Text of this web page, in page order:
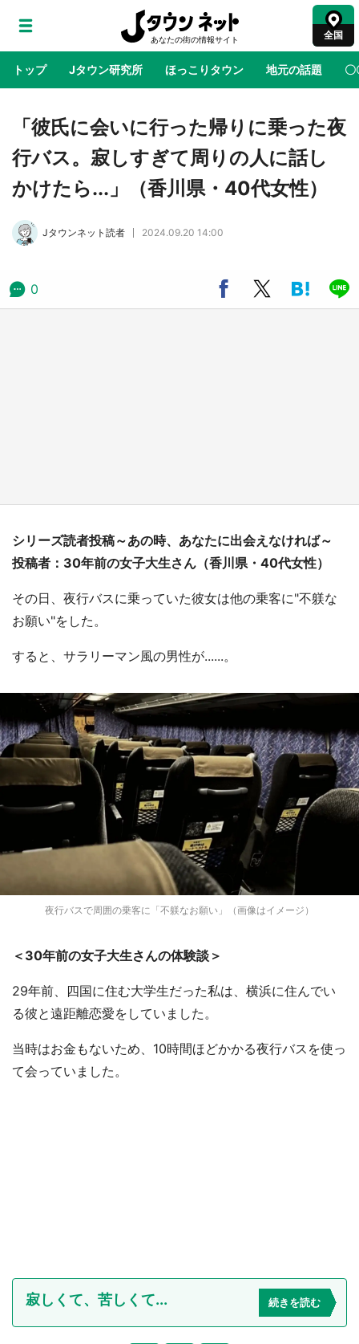
全国
トップ Jタウン研究所 ほっこりタウン 地元の話題 〇
地域×二次元 絶景 あの時はありがとう 物語がはじ
鳥取・境港「ゲゲゲの妖怪楽園」限定だった鬼
太郎グッズ買える 銀座・博品館TOY PARKへ
「彼氏に会いに行った帰りに乗った夜
行バス。寂しすぎて周りの人に話し
かけたら...」（香川県・40代女性）
Jタウンネット読者 2024.09.20 14:00
0
シリーズ読者投稿～あの時、あなたに出会えなければ～
投稿者：30年前の女子大生さん（香川県・40代女性）
その日、夜行バスに乗っていた彼女は他の乗客に"不躾な
お願い"をした。
すると、サラリーマン風の男性が......。
夜行バスで周囲の乗客に「不躾なお願い」（画像はイメージ）
＜30年前の女子大生さんの体験談＞
29年前、四国に住む大学生だった私は、横浜に住んでい
る彼と遠距離恋愛をしていました。
当時はお金もないため、10時間ほどかかる夜行バスを使っ
て会っていました。
寂しくて、苦しくて... 続きを読む